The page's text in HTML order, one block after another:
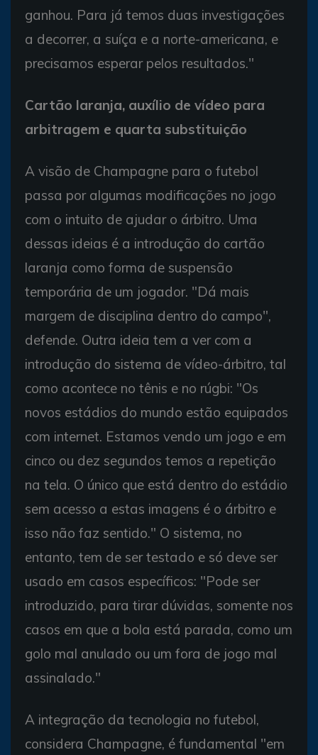
ganhou. Para já temos duas investigações
a decorrer, a suíça e a norte-americana, e
precisamos esperar pelos resultados."
Cartão laranja, auxílio de vídeo para
arbitragem e quarta substituição
A visão de Champagne para o futebol
passa por algumas modificações no jogo
com o intuito de ajudar o árbitro. Uma
dessas ideias é a introdução do cartão
laranja como forma de suspensão
temporária de um jogador. "Dá mais
margem de disciplina dentro do campo",
defende. Outra ideia tem a ver com a
introdução do sistema de vídeo-árbitro, tal
como acontece no tênis e no rúgbi: "Os
novos estádios do mundo estão equipados
com internet. Estamos vendo um jogo e em
cinco ou dez segundos temos a repetição
na tela. O único que está dentro do estádio
sem acesso a estas imagens é o árbitro e
isso não faz sentido." O sistema, no
entanto, tem de ser testado e só deve ser
usado em casos específicos: "Pode ser
introduzido, para tirar dúvidas, somente nos
casos em que a bola está parada, como um
golo mal anulado ou um fora de jogo mal
assinalado."
A integração da tecnologia no futebol,
considera Champagne, é fundamental "em